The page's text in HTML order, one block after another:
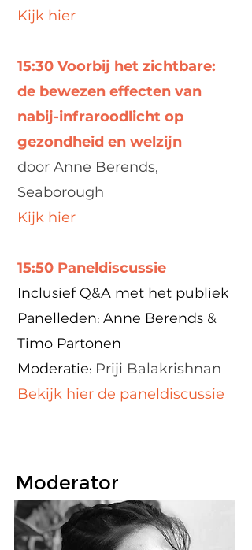
Kijk hier
15:30 Voorbij het zichtbare:
de bewezen effecten van
nabij-infraroodlicht op
gezondheid en welzijn
door Anne Berends,
Seaborough
Kijk hier
15:50 Paneldiscussie
Inclusief Q&A met het publiek
Panelleden: Anne Berends &
Timo Partonen
Moderatie: Priji Balakrishnan
Bekijk hier de paneldiscussie
Moderator